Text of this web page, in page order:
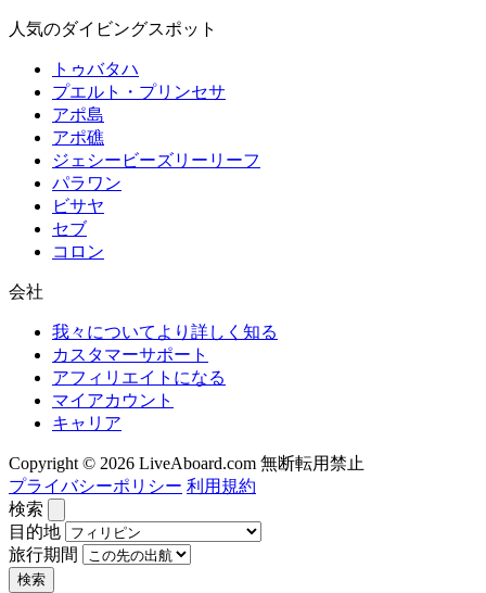
人気のダイビングスポット
トゥバタハ
プエルト・プリンセサ
アポ島
アポ礁
ジェシービーズリーリーフ
パラワン
ビサヤ
セブ
コロン
会社
我々についてより詳しく知る
カスタマーサポート
アフィリエイトになる
マイアカウント
キャリア
Copyright © 2026 LiveAboard.com 無断転用禁止
プライバシーポリシー 利用規約
検索
目的地
旅行期間
検索